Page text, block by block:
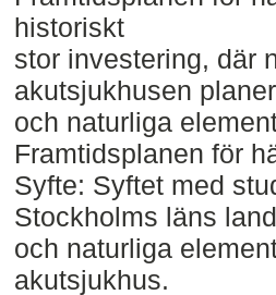
historiskt
stor investering, där
akutsjukhusen
och naturliga
Framtidsplanen för
Syfte: Syftet med
Stockholms läns
och naturliga
akutsjukhus.